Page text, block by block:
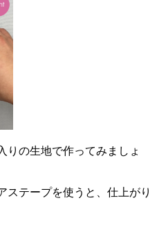
りの生地で作ってみましょ
ステープを使うと、仕上がり